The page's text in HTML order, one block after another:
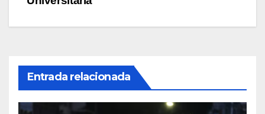
entradas
Entrada relacionada